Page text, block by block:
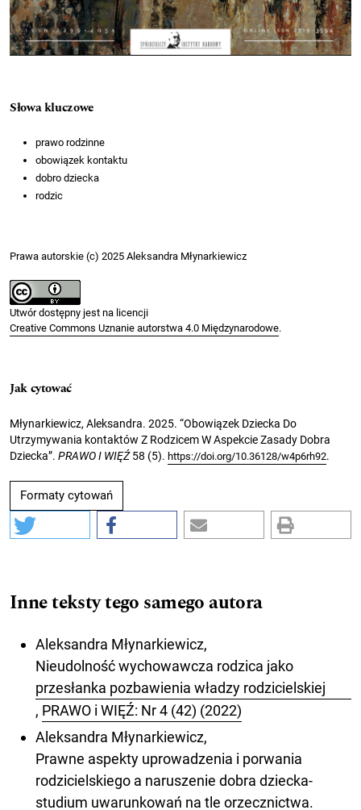
Słowa kluczowe
prawo rodzinne
obowiązek kontaktu
dobro dziecka
rodzic
Prawa autorskie (c) 2025 Aleksandra Młynarkiewicz
Utwór dostępny jest na licencji
Creative Commons Uznanie autorstwa 4.0 Międzynarodowe.
Jak cytować
Młynarkiewicz, Aleksandra. 2025. “Obowiązek Dziecka Do
Utrzymywania kontaktów Z Rodzicem W Aspekcie Zasady Dobra
Dziecka”. PRAWO I WIĘŹ58 (5). https://doi.org/10.36128/w4p6rh92.
Formaty cytowań
Inne teksty tego samego autora
Aleksandra Młynarkiewicz,
Nieudolność wychowawcza rodzica jako
przesłanka pozbawienia władzy rodzicielskiej
, PRAWO i WIĘŹ: Nr 4 (42) (2022)
Aleksandra Młynarkiewicz,
Prawne aspekty uprowadzenia i porwania
rodzicielskiego a naruszenie dobra dziecka-
studium uwarunkowań na tle orzecznictwa.